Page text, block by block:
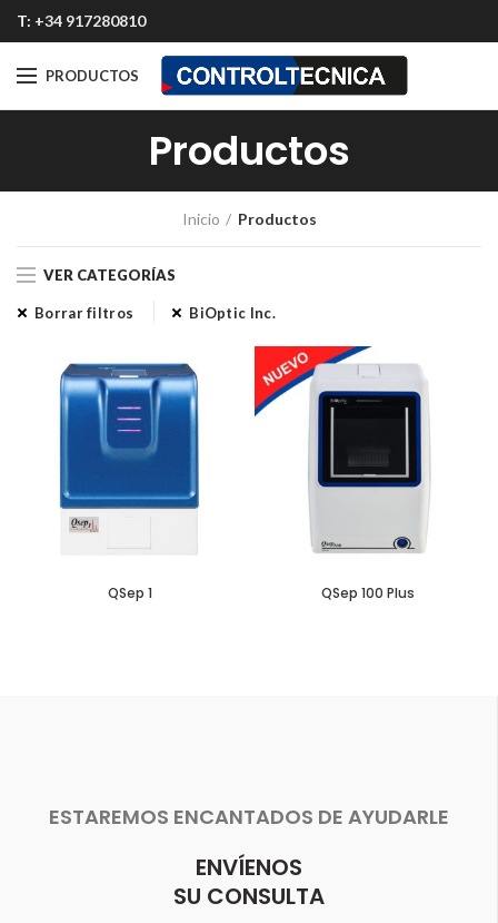
T: +34 917280810
PRODUCTOS
Productos
Inicio Productos
VER CATEGORÍAS
Borrar filtros BiOptic Inc.
QSep 1 QSep 100 Plus
ESTAREMOS ENCANTADOS DE AYUDARLE
ENVÍENOS
SU CONSULTA